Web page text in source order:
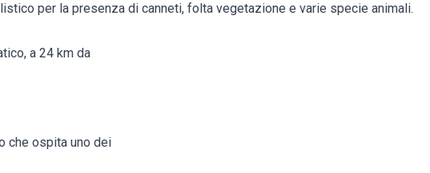
per la presenza di canneti, folta vegetazione e varie specie animali.
a 24 km da
che ospita uno dei